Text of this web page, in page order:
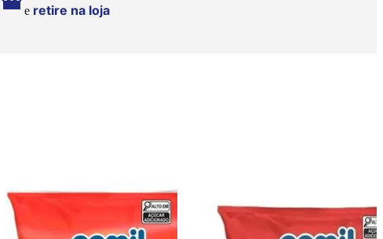
e retire na loja